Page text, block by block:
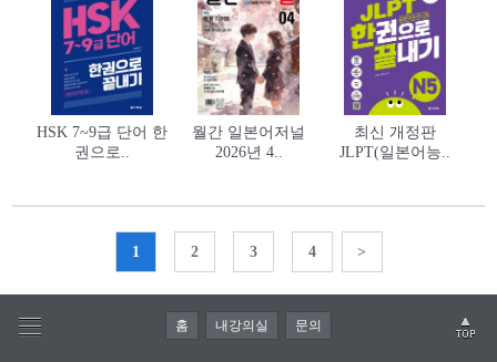
HSK 7~9급 단어 한
권으로..
월간 일본어저널
2026년 4..
최신 개정판
JLPT(일본어능..
1 2 3 4 >
홈 내강의실 문의